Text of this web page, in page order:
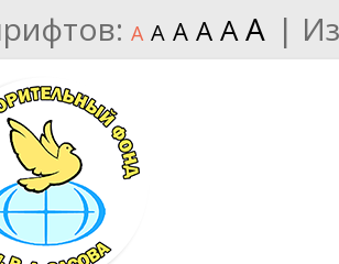
A A A A AA |